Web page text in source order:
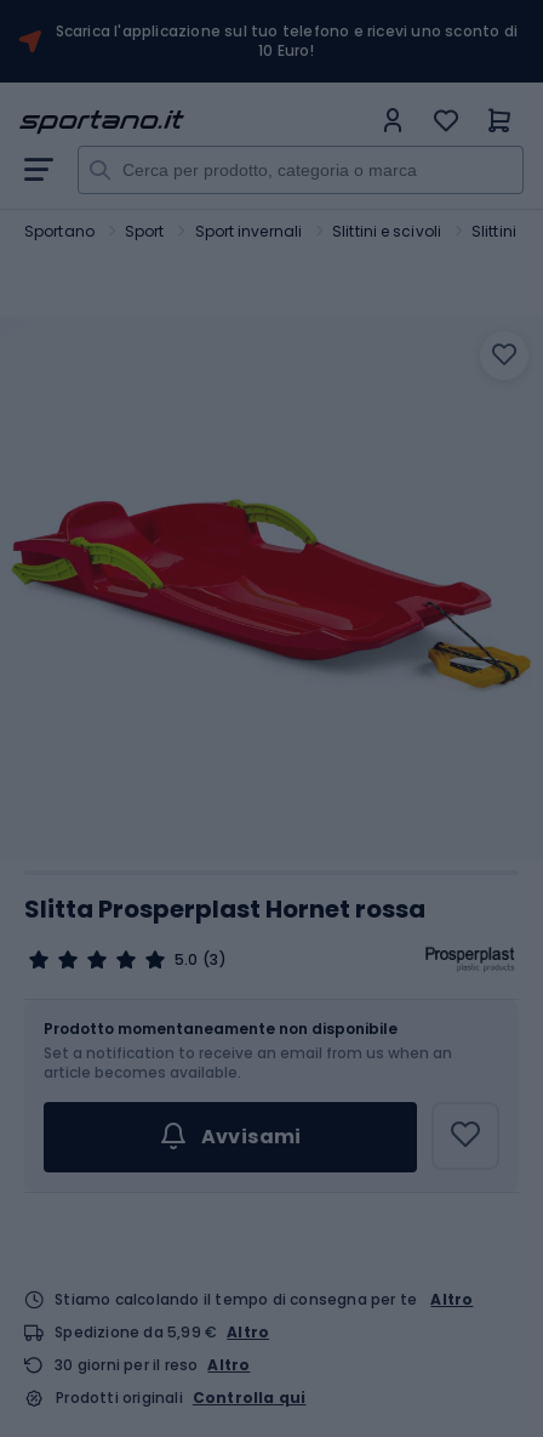
Scarica l'applicazione sul tuo telefono e ricevi uno sconto di
10 Euro!
Sportano Sport Sport invernali Slittini e scivoli Slittini
Slitta Prosperplast Hornet rossa
5.0 (3)
Prodotto momentaneamente non disponibile
Set a notification to receive an email from us when an
article becomes available.
Avvisami
Stiamo calcolando il tempo di consegna per te
Altro
Spedizione da 5,99 € Altro
30 giorni per il reso Altro
Prodotti originali Controlla qui